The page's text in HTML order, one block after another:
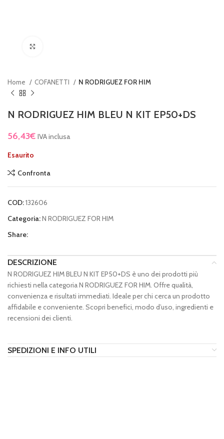
Home COFANETTI N RODRIGUEZ FOR HIM
N RODRIGUEZ HIM BLEU N KIT EP50+DS
56,43€ IVA inclusa
Esaurito
Confronta
COD:132606
Categoria:N RODRIGUEZ FOR HIM
Share:
DESCRIZIONE
N RODRIGUEZ HIM BLEU N KIT EP50+DS è uno dei prodotti più
richiesti nella categoria N RODRIGUEZ FOR HIM. Offre qualità,
convenienza e risultati immediati. Ideale per chi cerca un prodotto
affidabile e conveniente. Scopri benefici, modo d’uso, ingredienti e
recensioni dei clienti.
SPEDIZIONI E INFO UTILI